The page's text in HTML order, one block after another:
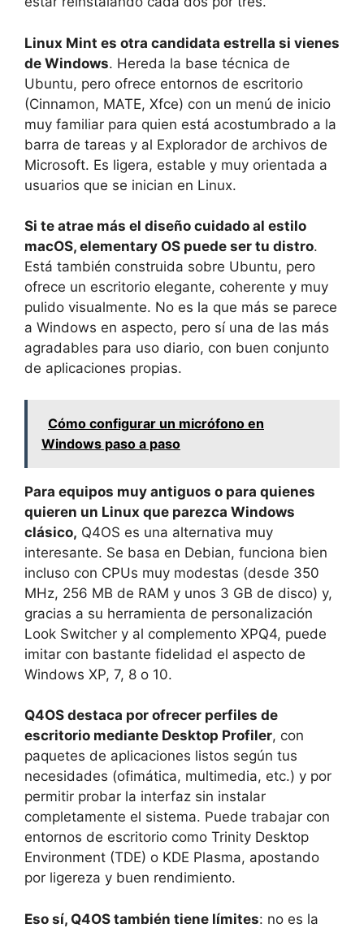
Linux Mint es otra candidata estrella si vienes
de Windows. Hereda la base técnica de
Ubuntu, pero ofrece entornos de escritorio
(Cinnamon, MATE, Xfce) con un menú de inicio
muy familiar para quien está acostumbrado a la
barra de tareas y al Explorador de archivos de
Microsoft. Es ligera, estable y muy orientada a
usuarios que se inician en Linux.
Si te atrae más el diseño cuidado al estilo
macOS, elementary OS puede ser tu distro.
Está también construida sobre Ubuntu, pero
ofrece un escritorio elegante, coherente y muy
pulido visualmente. No es la que más se parece
a Windows en aspecto, pero sí una de las más
agradables para uso diario, con buen conjunto
de aplicaciones propias.
Cómo configurar un micrófono en
Windows paso a paso
Para equipos muy antiguos o para quienes
quieren un Linux que parezca Windows
clásico, Q4OS es una alternativa muy
interesante. Se basa en Debian, funciona bien
incluso con CPUs muy modestas (desde 350
MHz, 256 MB de RAM y unos 3 GB de disco) y,
gracias a su herramienta de personalización
Look Switcher y al complemento XPQ4, puede
imitar con bastante fidelidad el aspecto de
Windows XP, 7, 8 o 10.
Q4OS destaca por ofrecer perfiles de
escritorio mediante Desktop Profiler, con
paquetes de aplicaciones listos según tus
necesidades (ofimática, multimedia, etc.) y por
permitir probar la interfaz sin instalar
completamente el sistema. Puede trabajar con
entornos de escritorio como Trinity Desktop
Environment (TDE) o KDE Plasma, apostando
por ligereza y buen rendimiento.
Eso sí, Q4OS también tiene límites: no es la